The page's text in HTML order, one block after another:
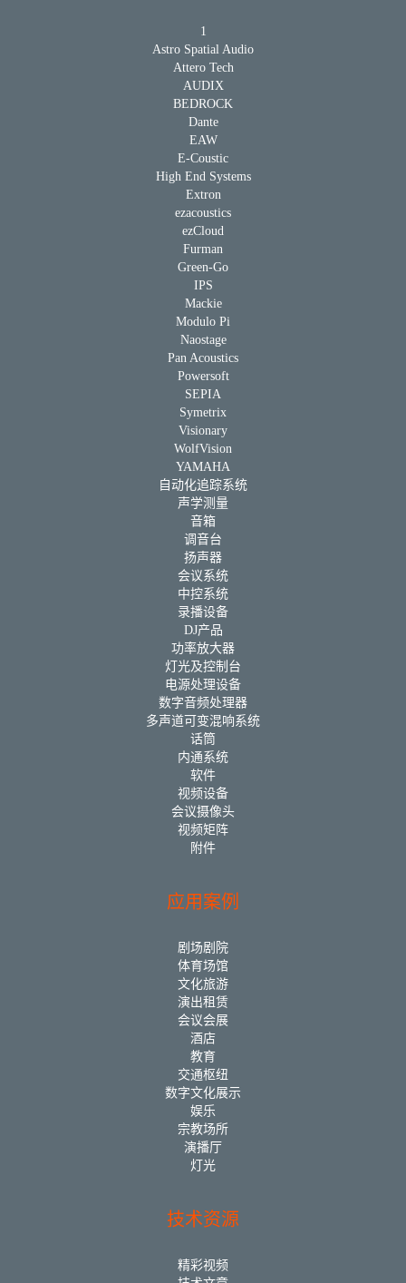
1
Astro Spatial Audio
Attero Tech
AUDIX
BEDROCK
Dante
EAW
E-Coustic
High End Systems
Extron
ezacoustics
ezCloud
Furman
Green-Go
IPS
Mackie
Modulo Pi
Naostage
Pan Acoustics
Powersoft
SEPIA
Symetrix
Visionary
WolfVision
YAMAHA
自动化追踪系统
声学测量
音箱
调音台
扬声器
会议系统
中控系统
录播设备
DJ产品
功率放大器
灯光及控制台
电源处理设备
数字音频处理器
多声道可变混响系统
话筒
内通系统
软件
视频设备
会议摄像头
视频矩阵
附件
应用案例
剧场剧院
体育场馆
文化旅游
演出租赁
会议会展
酒店
教育
交通枢纽
数字文化展示
娱乐
宗教场所
演播厅
灯光
技术资源
精彩视频